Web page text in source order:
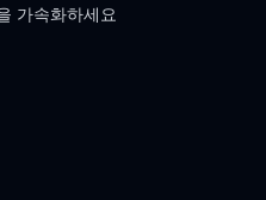
가속화하세요